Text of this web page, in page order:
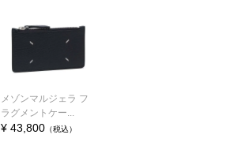
メゾンマルジェラ フ
ラグメントケー...
¥ 43,800 （税込）